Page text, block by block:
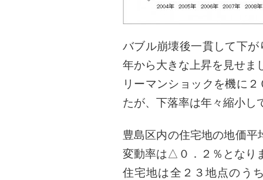
バブル崩壊後一貫して下
年から大きな上昇を見せま
リーマンショックを機に
たが、下落率は年々縮小し
豊島区内の住宅地の地価
変動率は△０．２％となり
住宅地は全２３地点のう